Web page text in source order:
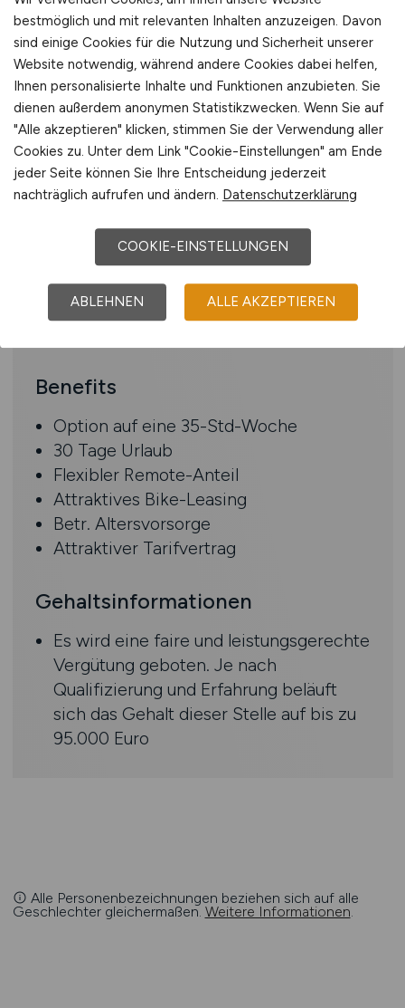
Profil
Sie verfügen über mehrjährige
Erfahrung in der Betreuung der
Applikation SAP QM
Bestenfalls konnten Sie bereits
Erfahrungen in der ABAP-
Programmierung sammeln
kommunikative sowie analytische
Fähigkeiten aus
Ihre sehr guten Deutsch- und
Englischkenntnisse, in Wort und Schrift,
Benefits
Option auf eine 35-Std-Woche
30 Tage Urlaub
Flexibler Remote-Anteil
Attraktives Bike-Leasing
Betr. Altersvorsorge
Attraktiver Tarifvertrag
Gehaltsinformationen
Es wird eine faire und leistungsgerechte
Vergütung geboten. Je nach
Qualifizierung und Erfahrung beläuft
sich das Gehalt dieser Stelle auf bis zu
95.000 Euro
Alle Personenbezeichnungen beziehen sich auf alle
Geschlechter gleichermaßen. Weitere Informationen
bestmöglich und mit relevanten Inhalten anzuzeigen. Davon
sind einige Cookies für die Nutzung und Sicherheit unserer
Website notwendig, während andere Cookies dabei helfen,
Ihnen personalisierte Inhalte und Funktionen anzubieten. Sie
dienen außerdem anonymen Statistikzwecken. Wenn Sie auf
"Alle akzeptieren" klicken, stimmen Sie der Verwendung aller
Cookies zu. Unter dem Link "Cookie-Einstellungen" am Ende
jeder Seite können Sie Ihre Entscheidung jederzeit
nachträglich aufrufen und ändern. Datenschutzerklärung
COOKIE-EINSTELLUNGEN
ABLEHNEN ALLE AKZEPTIEREN